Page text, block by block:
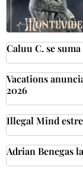
Caluu C. se
Vacations
2026
Illegal Mind
Adrian Benegas